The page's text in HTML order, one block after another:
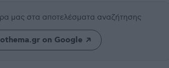
μας στα αποτελέσματα αναζήτησης
on Google